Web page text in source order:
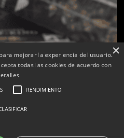
es converteix en nou punt
×
mejorar la experiencia del usuario.
todas las cookies de acuerdo con
RENDIMIENTO